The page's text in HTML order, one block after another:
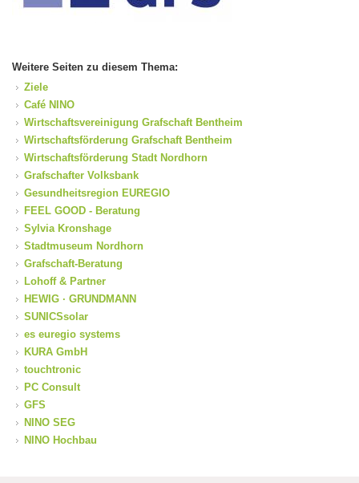
Weitere Seiten zu diesem Thema:
Ziele
Café NINO
Wirtschaftsvereinigung Grafschaft Bentheim
Wirtschaftsförderung Grafschaft Bentheim
Wirtschaftsförderung Stadt Nordhorn
Grafschafter Volksbank
Gesundheitsregion EUREGIO
FEEL GOOD - Beratung
Sylvia Kronshage
Stadtmuseum Nordhorn
Grafschaft-Beratung
Lohoff & Partner
HEWIG · GRUNDMANN
SUNICSsolar
es euregio systems
KURA GmbH
touchtronic
PC Consult
GFS
NINO SEG
NINO Hochbau